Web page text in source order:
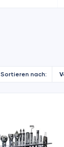
Sortieren nach: